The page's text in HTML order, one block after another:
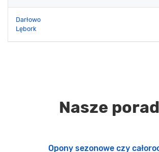
Darłowo
Lębork
Nasze
Opony sezonowe czy